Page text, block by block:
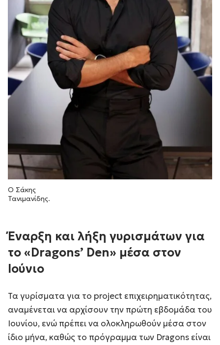
Ο Σάκης
Τανιμανίδης.
Έναρξη και λήξη γυρισμάτων για
το «Dragons’ Den» μέσα στον
Ιούνιο
Τα γυρίσματα για το project επιχειρηματικότητας,
αναμένεται να αρχίσουν την πρώτη εβδομάδα του
Ιουνίου, ενώ πρέπει να ολοκληρωθούν μέσα στον
ίδιο μήνα, καθώς το πρόγραμμα των Dragons είναι